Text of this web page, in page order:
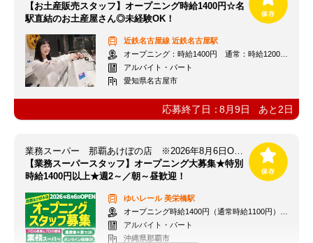
【お土産販売スタッフ】オープニング時給1400円☆名
駅直結のお土産屋さん◎未経験OK！
近鉄名古屋線 近鉄名古屋駅
オープニング：時給1400円 通常：時給1200円～＋交通費全額支給
アルバイト・パート
愛知県名古屋市
応募終了日：8月9日 あと 2日
業務スーパー 那覇あけぼの店 ※2026年8月6日OPEN
【業務スーパースタッフ】オープニング大募集★特別
時給1400円以上★週2～／朝～昼歓迎！
ゆいレール美栄橋駅
オープニング時給1400円（通常時給1100円）※各種手当あり
アルバイト・パート
沖縄県那覇市